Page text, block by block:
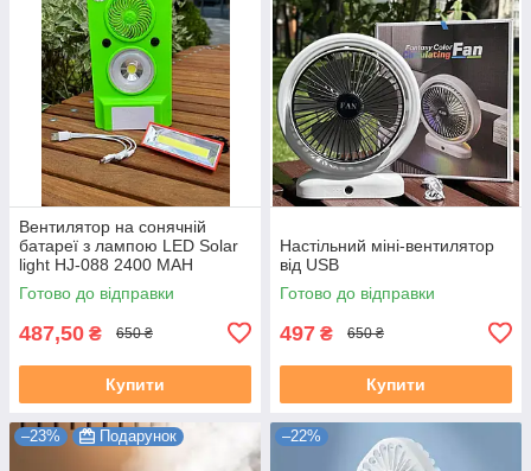
Вентилятор на сонячній
батареї з лампою LED Solar
light HJ-088 2400 MAH
Зелений
Готово до відправки
487,50 ₴ 650 ₴
Купити
Настільний міні-вентилятор
від USB
Готово до відправки
497 ₴ 650 ₴
Купити
–23% Подарунок –22%